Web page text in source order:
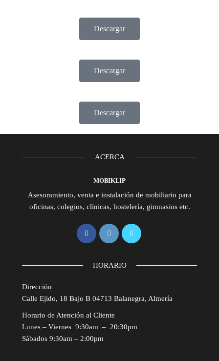
Descargar
Descargar
Descargar
ACERCA
MOBIKLIP
Asesoramiento, venta e instalación de mobiliario para
oficinas, colegios, clínicas, hostelería, gimnasios etc.
HORARIO
Dirección
Calle Ejido, 18 Bajo B 04713 Balanegra, Almería
Horario de Atención al Cliente
Lunes – Viernes 9:30am – 20:30pm
Sábados 9:30am – 2:00pm